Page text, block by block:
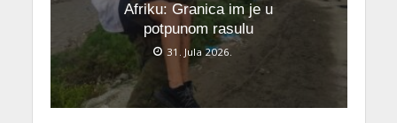
Afriku: Granica im je u
potpunom rasulu
31. Jula 2026.